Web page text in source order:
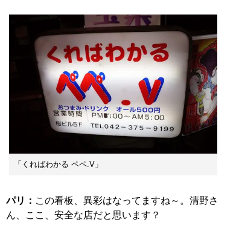
「くればわかる ペペ.V」
パリ： この看板、異彩はなってますね～。清野さ
ん、ここ、安全な店だと思います？